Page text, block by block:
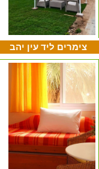
צימרים ליד עין יהב